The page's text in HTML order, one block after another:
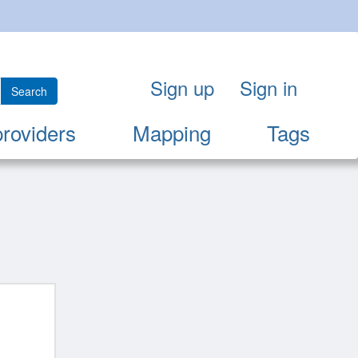
Mapping Tags
Search Sign up Sign in